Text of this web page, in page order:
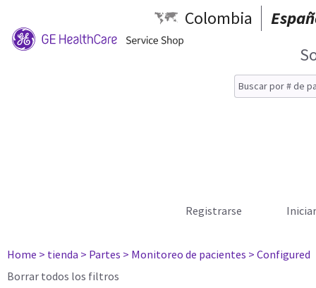
Colombia
Registrarse
Home > tienda > Partes > Monitoreo de pacientes > Configured
Borrar todos los filtros